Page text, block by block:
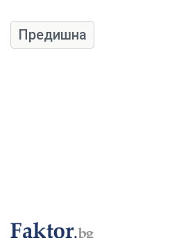
Предишна